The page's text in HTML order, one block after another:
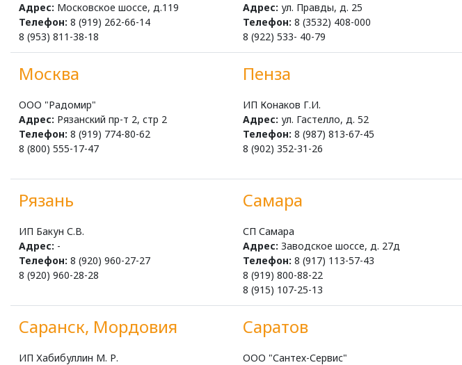
Адрес: Московское шоссе, д.119
Телефон: 8 (919) 262-66-14
8 (953) 811-38-18
Адрес: ул. Правды, д. 25
Телефон: 8 (3532) 408-000
8 (922) 533- 40-79
Москва
ООО "Радомир"
Адрес: Рязанский пр-т 2, стр 2
Телефон: 8 (919) 774-80-62
8 (800) 555-17-47
Пенза
ИП Конаков Г.И.
Адрес: ул. Гастелло, д. 52
Телефон: 8 (987) 813-67-45
8 (902) 352-31-26
Рязань
ИП Бакун С.В.
Адрес: -
Телефон: 8 (920) 960-27-27
8 (920) 960-28-28
Самара
СП Самара
Адрес: Заводское шоссе, д. 27д
Телефон: 8 (917) 113-57-43
8 (919) 800-88-22
8 (915) 107-25-13
Саранск, Мордовия
ИП Хабибуллин М. Р.
Саратов
ООО "Сантех-Сервис"